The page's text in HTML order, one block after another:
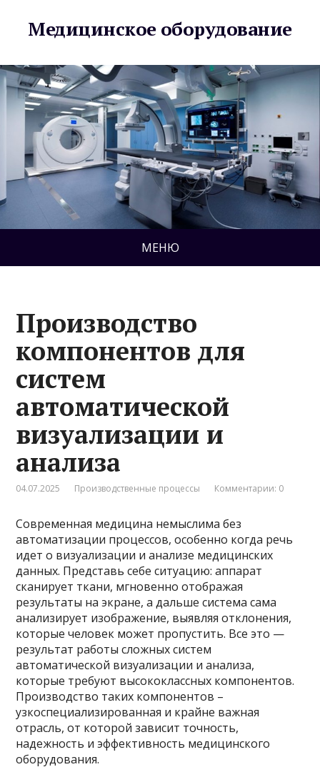
Медицинское оборудование
МЕНЮ
Производство
компонентов для
систем
автоматической
визуализации и
анализа
04.07.2025 Производственные процессы Комментарии: 0
Современная медицина немыслима без
автоматизации процессов, особенно когда речь
идет о визуализации и анализе медицинских
данных. Представь себе ситуацию: аппарат
сканирует ткани, мгновенно отображая
результаты на экране, а дальше система сама
анализирует изображение, выявляя отклонения,
которые человек может пропустить. Все это —
результат работы сложных систем
автоматической визуализации и анализа,
которые требуют высококлассных компонентов.
Производство таких компонентов –
узкоспециализированная и крайне важная
отрасль, от которой зависит точность,
надежность и эффективность медицинского
оборудования.